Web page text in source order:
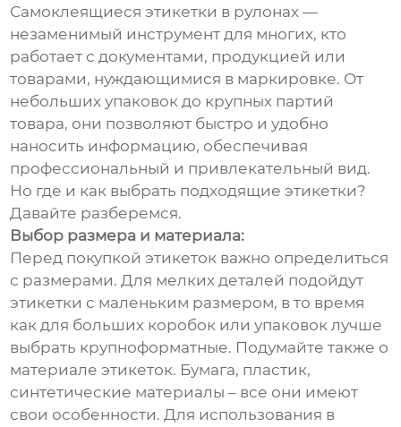
Самоклеящиеся этикетки в рулонах —
незаменимый инструмент для многих, кто
работает с документами, продукцией или
товарами, нуждающимися в маркировке. От
небольших упаковок до крупных партий
товара, они позволяют быстро и удобно
наносить информацию, обеспечивая
профессиональный и привлекательный вид.
Но где и как выбрать подходящие этикетки?
Давайте разберемся.
Выбор размера и материала:
Перед покупкой этикеток важно определиться
с размерами. Для мелких деталей подойдут
этикетки с маленьким размером, в то время
как для больших коробок или упаковок лучше
выбрать крупноформатные. Подумайте также о
материале этикеток. Бумага, пластик,
синтетические материалы – все они имеют
свои особенности. Для использования в